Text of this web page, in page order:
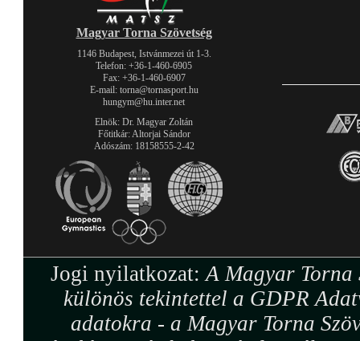
Magyar Torna Szövetség
1146 Budapest, Istvánmezei út 1-3.
Telefon: +36-1-460-6905
Fax: +36-1-460-6907
E-mail: torna@tornasport.hu
hungym@hu.inter.net
Elnök: Dr. Magyar Zoltán
Főtitkár: Altorjai Sándor
Adószám: 18158555-2-42
Jogi nyilatkozat:A Magyar Torna
különös tekintettel a GDPR
adatokra - a Magyar Torna